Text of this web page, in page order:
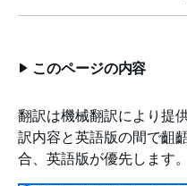
このページの内容
翻訳は機械翻訳により提
訳内容と英語版の間で齟
合、英語版が優先します。